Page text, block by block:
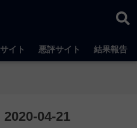
イト 悪評サイト 結果報告
04-21